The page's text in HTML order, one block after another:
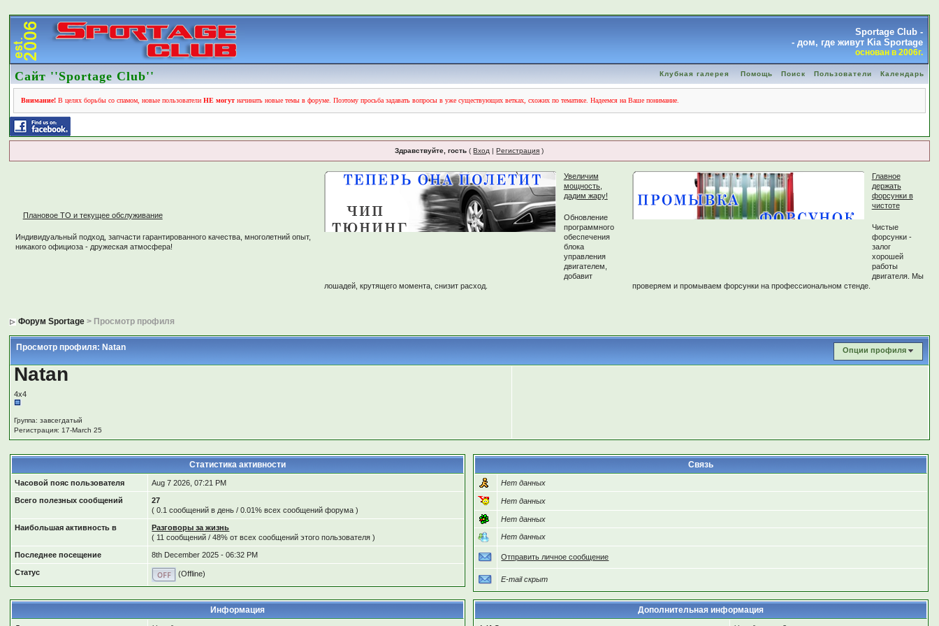
Sportage Club -
- дом, где живут Kia Sportage
основан в 2006г.
Сайт ''Sportage Club'' Клубная галерея Помощь Поиск Пользователи Календарь
Внимание! В целях борьбы со спамом, новые пользователиНЕ могут начинать новые темы в форуме. Поэтому просьба задавать вопросы в уже существующих ветках, схожих по тематике. Надеемся на Ваше понимание.
Здравствуйте, гость (Вход |Регистрация )
Плановое ТО и текущее обслуживание
Индивидуальный подход, запчасти гарантированного качества, многолетний опыт,
никакого официоза - дружеская атмосфера!
Увеличим
мощность,
дадим жару!
Обновление
программного
обеспечения
блока
управления
двигателем,
добавит
лошадей, крутящего момента, снизит расход.
Главное
держать
форсунки в
чистоте
Чистые
форсунки -
залог
хорошей
работы
двигателя. Мы
проверяем и промываем форсунки на профессиональном стенде.
Форум Sportage > Просмотр профиля
Опции профиля
Просмотр профиля: Natan
Natan
4х4
Группа: завсегдатый
Регистрация: 17-March 25
Статистика активности
Часовой пояс пользователя Aug 7 2026, 07:21 PM
Всего полезных сообщений
27
( 0.1 сообщений в день / 0.01% всех сообщений форума )
Наибольшая активность в
Разговоры за жизнь
( 11 сообщений / 48% от всех сообщений этого пользователя )
Последнее посещение 8th December 2025 - 06:32 PM
Статус (Offline)
Связь
Нет данных
Нет данных
Нет данных
Нет данных
Отправить личное сообщение
E-mail скрыт
Информация Дополнительная информация